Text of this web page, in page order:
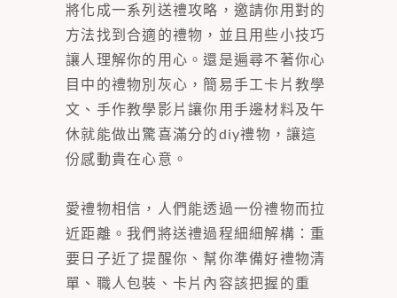
將化成一系列送禮攻略，邀請你用對的
方法找到合適的禮物，並且用些小技巧
讓人理解你的用心。還是遍尋不著你心
目中的禮物別灰心，簡易手工卡片教學
文、手作教學影片讓你用手邊材料及午
休就能做出驚喜滿分的diy禮物，讓這
份感動貴在心意。
愛禮物相信，人們能透過一份禮物而拉
近距離。我們將送禮過程細細解構：重
要日子近了提醒你、幫你準備好禮物清
單、職人包裝、卡片內容該把握的重